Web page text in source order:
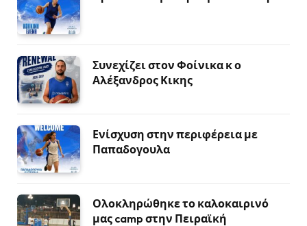
Συνεχίζει στον Φοίνικα κ ο
Αλέξανδρος Κικης
Ενίσχυση στην περιφέρεια με
Παπαδογουλα
Ολοκληρώθηκε το καλοκαιρινό
μας camp στην Πειραϊκή